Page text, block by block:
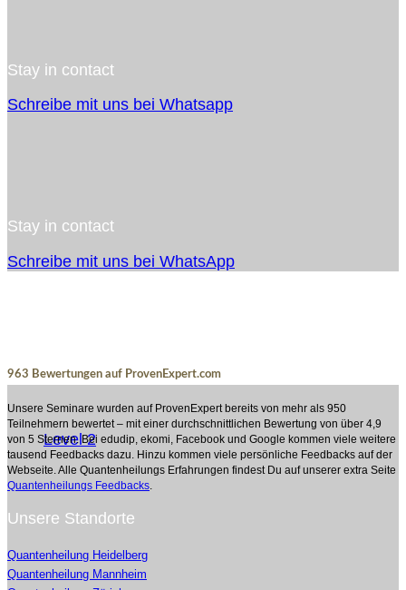
Level 2
Stay in contact
Schreibe mit uns bei Whatsapp
Stay in contact
Schreibe mit uns bei WhatsApp
Björn Heede
963 Bewertungen auf ProvenExpert.com
Unsere Seminare wurden auf ProvenExpert bereits von mehr als 950
Teilnehmern bewertet – mit einer durchschnittlichen Bewertung von über 4,9
von 5 Sternen. Bei edudip, ekomi, Facebook und Google kommen viele weitere
tausend Feedbacks dazu. Hinzu kommen viele persönliche Feedbacks auf der
Webseite. Alle Quantenheilungs Erfahrungen findest Du auf unserer extra Seite
Quantenheilungs Feedbacks
Unsere Standorte
Quantenheilung Heidelberg
Quantenheilung Mannheim